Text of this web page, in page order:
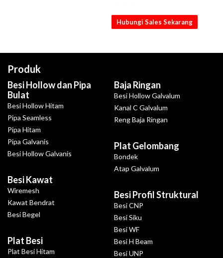
Hubungi Sales Sekarang
Produk
Besi Hollow dan Pipa
Bulat
Besi Hollow Hitam
Pipa Seamless
Pipa Hitam
Pipa Galvanis
Besi Hollow Galvanis
Besi Kawat
Wiremesh
Kawat Bendrat
Besi Begel
Plat Besi
Plat Besi Hitam
Baja Ringan
Besi Hollow Galvalum
Kanal C Galvalum
Reng Baja Ringan
Plat Gelombang
Bondek
Atap Galvalum
Besi Profil Struktural
Besi CNP
Besi Siku
Besi WF
Besi H Beam
Besi UNP